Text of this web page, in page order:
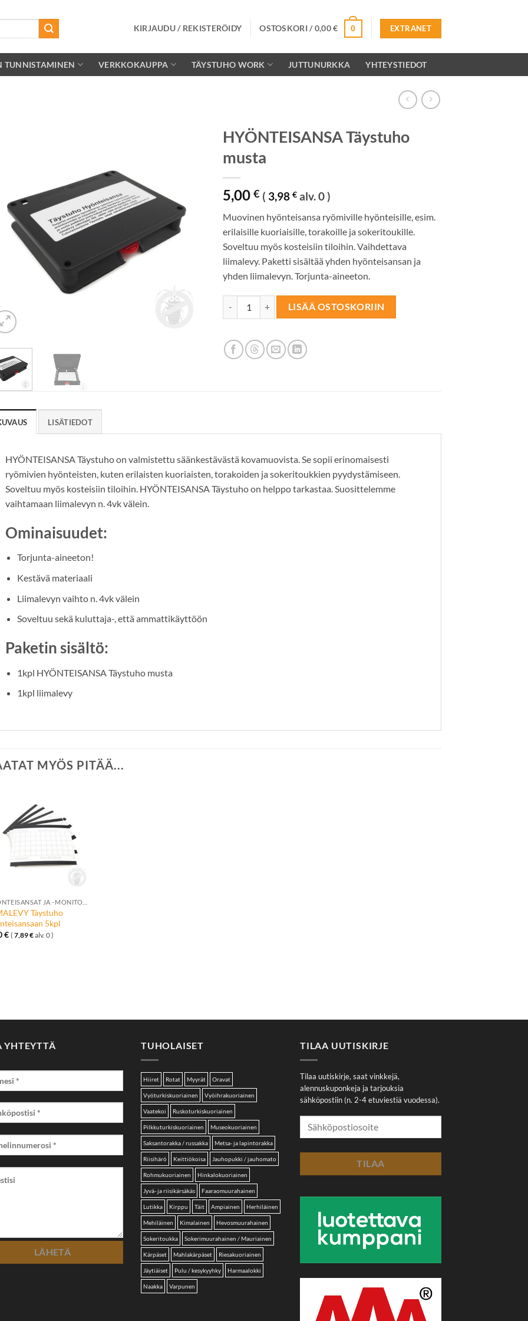
KIRJAUDU / REKISTERÖIDY OSTOSKORI /0,00€ 0 EXTRANET
TUNNISTAMINEN VERKKOKAUPPA TÄYSTUHO WORK JUTTUNURKKA YHTEYSTIEDOT
HYÖNTEISANSA Täystuho
musta
5,00€ ( 3,98€ alv. 0 )
Muovinen hyönteisansa ryömiville hyönteisille, esim.
erilaisille kuoriaisille, torakoille ja sokeritoukille.
Soveltuu myös kosteisiin tiloihin. Vaihdettava
liimalevy. Paketti sisältää yhden hyönteisansan ja
yhden liimalevyn. Torjunta-aineeton.
HYÖNTEISANSA Täystuho musta määrä
LISÄÄ OSTOSKORIIN
LISÄTIEDOT
HYÖNTEISANSA Täystuho on valmistettu säänkestävästä kovamuovista. Se sopii erinomaisesti
ryömivien hyönteisten, kuten erilaisten kuoriaisten, torakoiden ja sokeritoukkien pyydystämiseen.
Soveltuu myös kosteisiin tiloihin. HYÖNTEISANSA Täystuho on helppo tarkastaa. Suosittelemme
vaihtamaan liimalevyn n. 4vk välein.
Ominaisuudet:
Torjunta-aineeton!
Kestävä materiaali
Liimalevyn vaihto n. 4vk välein
Soveltuu sekä kuluttaja-, että ammattikäyttöön
Paketin sisältö:
1kpl HYÖNTEISANSA Täystuho musta
1kpl liimalevy
MYÖS PITÄÄ...
Lisää
toivelistalle
Täystuho
5kpl
€ (7,89€alv. 0 )
YHTEYTTÄ TUHOLAISET
Hiiret Rotat Myyrät Oravat
Vyöturkiskuoriainen Vyöihrakuoriainen
Vaatekoi Ruskoturkiskuoriainen
Pilkkuturkiskuoriainen Museokuoriainen
Saksantorakka / russakka Metsa- ja lapintorakka
Riisihärö Keittiökoisa Jauhopukki / jauhomato
Rohmukuoriainen Hinkalokuoriainen
Jyvä- ja riisikärsäkäs Faaraomuurahainen
Lutikka Kirppu Täit Ampiainen Herhiläinen
Mehiläinen Kimalainen Hevosmuurahainen
Sokeritoukka Sokerimuurahainen / Mauriainen
Kärpäset Mahlakärpäset Riesakuoriainen
Jäytiäiset Pulu / kesykyyhky Harmaalokki
Naakka Varpunen
TILAA UUTISKIRJE
Tilaa uutiskirje, saat vinkkejä,
alennuskuponkeja ja tarjouksia
sähköpostiin (n. 2-4 etuviestiä vuodessa).